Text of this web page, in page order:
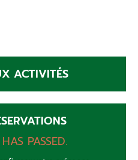
ACTIVITÉS
PASSED.